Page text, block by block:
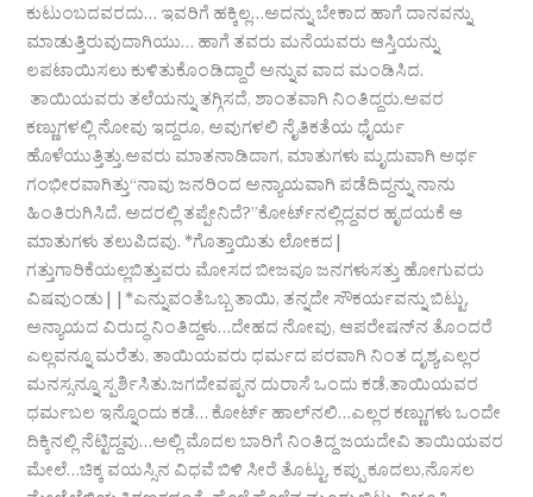
ಕುಟುಂಬದವರದು… ಇವರಿಗೆ ಹಕ್ಕಿಲ್ಲ…ಅದನ್ನು ಬೇಕಾದ ಹಾಗೆ ದಾನವನ್ನು
ಮಾಡುತ್ತಿರುವುದಾಗಿಯು… ಹಾಗೆ ತವರು ಮನೆಯವರು ಆಸ್ತಿಯನ್ನು
ಲಪಟಾಯಿಸಲು ಕುಳಿತುಕೊಂಡಿದ್ದಾರೆ ಅನ್ನುವ ವಾದ ಮಂಡಿಸಿದ.
ತಾಯಿಯವರು ತಲೆಯನ್ನು ತಗ್ಗಿಸದೆ, ಶಾಂತವಾಗಿ ನಿಂತಿದ್ದರು.ಅವರ
ಕಣ್ಣುಗಳಲ್ಲಿ ನೋವು ಇದ್ದರೂ, ಅವುಗಳಲಿ ನೈತಿಕತೆಯ ಧೈರ್ಯ
ಹೊಳೆಯುತ್ತಿತ್ತು.ಅವರು ಮಾತನಾಡಿದಾಗ, ಮಾತುಗಳು ಮೃದುವಾಗಿ ಅರ್ಥ
ಗಂಭೀರವಾಗಿತ್ತು“ನಾವು ಜನರಿಂದ ಅನ್ಯಾಯವಾಗಿ ಪಡೆದಿದ್ದನ್ನು ನಾನು
ಹಿಂತಿರುಗಿಸಿದೆ. ಅದರಲ್ಲಿ ತಪ್ಪೇನಿದೆ?”ಕೋರ್ಟ್‌ನಲ್ಲಿದ್ದವರ ಹೃದಯಕೆ ಆ
ಮಾತುಗಳು ತಲುಪಿದವು. *ಗೊತ್ತಾಯಿತು ಲೋಕದ|
ಗತ್ತುಗಾರಿಕೆಯಲ್ಲಬಿತ್ತುವರು ಮೋಸದ ಬೀಜವೂ ಜನಗಳುಸತ್ತು ಹೋಗುವರು
ವಿಷವುಂಡು||*ಎನ್ನುವಂತೆಒಬ್ಬ ತಾಯಿ, ತನ್ನದೇ ಸೌಕರ್ಯವನ್ನು ಬಿಟ್ಟು,
ಅನ್ಯಾಯದ ವಿರುದ್ಧ ನಿಂತಿದ್ದಳು…ದೇಹದ ನೋವು, ಆಪರೇಷನ್‌ನ ತೊಂದರೆ
ಎಲ್ಲವನ್ನೂ ಮರೆತು, ತಾಯಿಯವರು ಧರ್ಮದ ಪರವಾಗಿ ನಿಂತ ದೃಶ್ಯ,ಎಲ್ಲರ
ಮನಸ್ಸನ್ನೂ ಸ್ಪರ್ಶಿಸಿತು.ಜಗದೇವಪ್ಪನ ದುರಾಸೆ ಒಂದು ಕಡೆ,ತಾಯಿಯವರ
ಧರ್ಮಬಲ ಇನ್ನೊಂದು ಕಡೆ… ಕೋರ್ಟ್‌ ಹಾಲ್‌ನಲಿ…ಎಲ್ಲರ ಕಣ್ಣುಗಳು ಒಂದೇ
ದಿಕ್ಕಿನಲ್ಲಿ ನೆಟ್ಟಿದ್ದವು…ಅಲ್ಲಿ ಮೊದಲ ಬಾರಿಗೆ ನಿಂತಿದ್ದ ಜಯದೇವಿ ತಾಯಿಯವರ
ಮೇಲೆ…ಚಿಕ್ಕ ವಯಸ್ಸಿನ ವಿಧವೆ ಬಿಳಿ ಸೀರೆ ತೊಟ್ಟು, ಕಪ್ಪು ಕೂದಲು,ನೊಸಲ